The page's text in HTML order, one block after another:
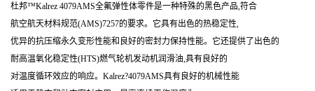
杜邦™Kalrez 4079AMS全氟弹性体零件是一种特殊的黑色产品,符合
航空航天材料规范(AMS)7257的要求。它具有出色的热稳定性,
优异的抗压缩永久变形性能和良好的密封力保持性能。它还提供了出色的
耐高温氧化稳定性(HTS)燃气轮机发动机润滑油,具有良好的
对温度循环效应的响应。Kalrez?4079AMS具有良好的机械性能